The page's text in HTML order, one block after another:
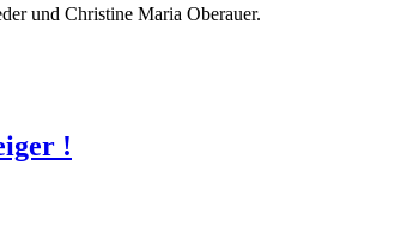
und Christine Maria Oberauer.
!